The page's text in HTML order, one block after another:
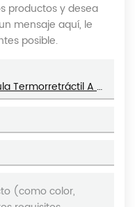
productos y desea
mensaje aquí, le
posible.
Máquina Envasadora De Película Termorretráctil A Temperatura Constante DL-BSB-4020